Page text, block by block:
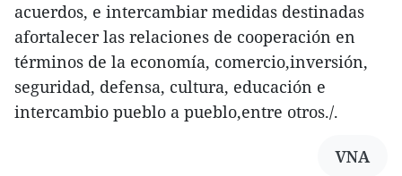
acuerdos, e intercambiar medidas destinadas
afortalecer las relaciones de cooperación en
términos de la economía, comercio,inversión,
seguridad, defensa, cultura, educación e
intercambio pueblo a pueblo,entre otros./.
VNA